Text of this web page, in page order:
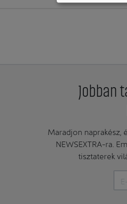
Jobban
Maradjon naprakész,
NEWSEXTRA-ra.
tisztaterek